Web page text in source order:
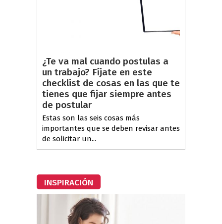
¿Te va mal cuando postulas a
un trabajo? Fíjate en este
checklist de cosas en las que te
tienes que fijar siempre antes
de postular
Estas son las seis cosas más
importantes que se deben revisar antes
de solicitar un...
INSPIRACIÓN